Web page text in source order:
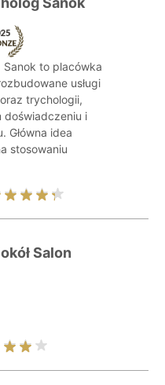
to placówka
usługi
trychologii,
doświadczeniu i
Główna idea
stosowaniu
Salon